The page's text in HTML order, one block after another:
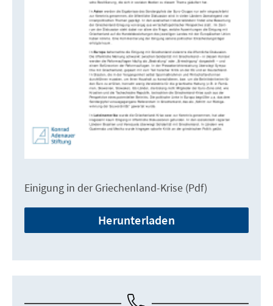
Einigung in der Griechenland-Krise (Pdf)
Herunterladen